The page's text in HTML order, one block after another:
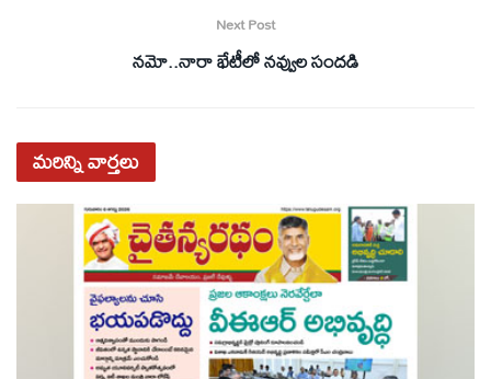
Next Post
నమో..నారా భేటీలో నవ్వుల సందడి
మరిన్నివార్తలు